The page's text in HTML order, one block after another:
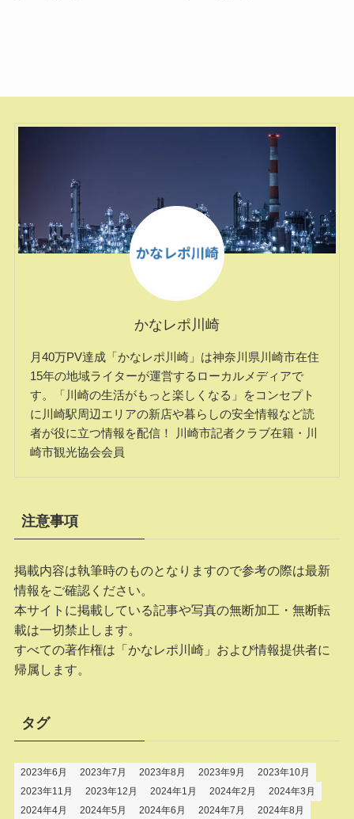
かなレポ川崎
月40万PV達成「かなレポ川崎」は神奈川県川崎市在住
15年の地域ライターが運営するローカルメディアで
す。「川崎の生活がもっと楽しくなる」をコンセプト
に川崎駅周辺エリアの新店や暮らしの安全情報など読
者が役に立つ情報を配信！ 川崎市記者クラブ在籍・川
崎市観光協会会員
注意事項
掲載内容は執筆時のものとなりますので参考の際は最新
情報をご確認ください。
本サイトに掲載している記事や写真の無断加工・無断転
載は一切禁止します。
すべての著作権は「かなレポ川崎」および情報提供者に
帰属します。
タグ
2023年6月 2023年7月 2023年8月 2023年9月
2023年10月
2023年11月
2023年12月 2024年1月 2024年2月
2024年3月
2024年4月
2024年5月 2024年6月 2024年7月 2024年8月